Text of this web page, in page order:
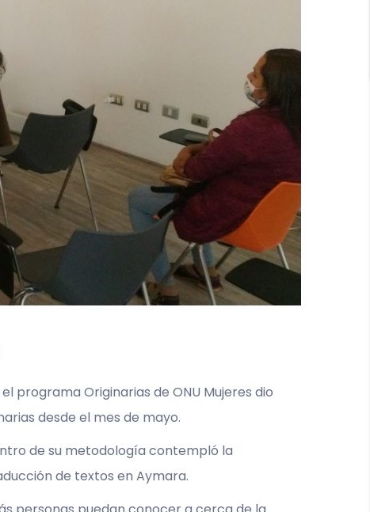
Originarias de ONU Mujeres dio
desde el mes de mayo.
de su metodología contempló la
de textos en Aymara.